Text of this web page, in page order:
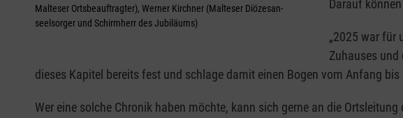
Malteser Ortsbeauftragter), Werner Kirchner (Malteser Diözesan-
seelsorger und Schirmherr des Jubiläums)
Darauf
„2025 war für
Zuhauses und
dieses Kapitel bereits fest und schlage damit einen Bogen vom Anfang
Wer eine solche Chronik haben möchte, kann sich gerne an die